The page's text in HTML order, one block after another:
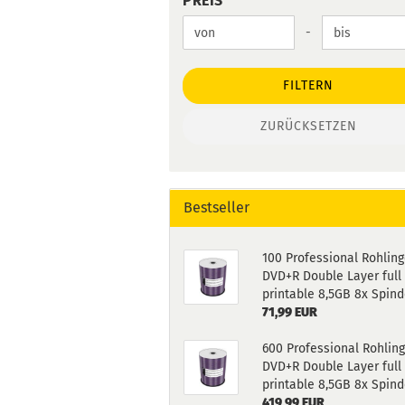
Preis bis -
FILTERN
ZURÜCKSETZEN
Bestseller
100 Professional
DVD+R Double Layer full
printable 8,5GB 8x
71,99 EUR
600 Professional
DVD+R Double Layer full
printable 8,5GB 8x